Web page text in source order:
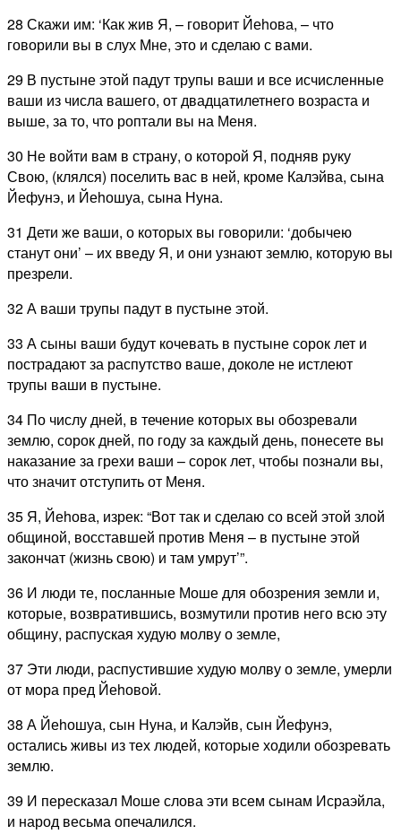
28 Скажи им: ‘Как жив Я, – говорит Йеhова, – что
говорили вы в слух Мне, это и сделаю с вами.
29 В пустыне этой падут трупы ваши и все исчисленные
ваши из числа вашего, от двадцатилетнего возраста и
выше, за то, что роптали вы на Меня.
30 Не войти вам в страну, о которой Я, подняв руку
Свою, (клялся) поселить вас в ней, кроме Калэйва, сына
Йефунэ, и Йеhошуа, сына Нуна.
31 Дети же ваши, о которых вы говорили: ‘добычею
станут они’ – их введу Я, и они узнают землю, которую вы
презрели.
32 А ваши трупы падут в пустыне этой.
33 А сыны ваши будут кочевать в пустыне сорок лет и
пострадают за распутство ваше, доколе не истлеют
трупы ваши в пустыне.
34 По числу дней, в течение которых вы обозревали
землю, сорок дней, по году за каждый день, понесете вы
наказание за грехи ваши – сорок лет, чтобы познали вы,
что значит отступить от Меня.
35 Я, Йеhова, изрек: “Вот так и сделаю со всей этой злой
общиной, восставшей против Меня – в пустыне этой
закончат (жизнь свою) и там умрут’”.
36 И люди те, посланные Моше для обозрения земли и,
которые, возвратившись, возмутили против него всю эту
общину, распуская худую молву о земле,
37 Эти люди, распустившие худую молву о земле, умерли
от мора пред Йеhовой.
38 А Йеhошуа, сын Нуна, и Калэйв, сын Йефунэ,
остались живы из тех людей, которые ходили обозревать
землю.
39 И пересказал Моше слова эти всем сынам Исраэйла,
и народ весьма опечалился.